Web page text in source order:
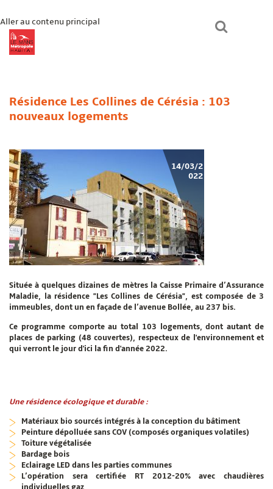
Aller au contenu principal
lmmhabitat.com
Résidence Les Collines de Cérésia : 103
nouveaux logements
14/03/2
022
Située à quelques dizaines de mètres la Caisse Primaire d’Assurance
Maladie, la résidence "Les Collines de Cérésia", est composée de 3
immeubles, dont un en façade de l’avenue Bollée, au 237 bis.
Ce programme comporte au total 103 logements, dont autant de
places de parking (48 couvertes), respecteux de l'environnement et
qui verront le jour d'ici la fin d'année 2022.
Une résidence écologique et durable :
Matériaux bio sourcés intégrés à la conception du bâtiment
Peinture dépolluée sans COV (composés organiques volatiles)
Toiture végétalisée
Bardage bois
Eclairage LED dans les parties communes
L’opération sera certifiée RT 2012-20% avec chaudières